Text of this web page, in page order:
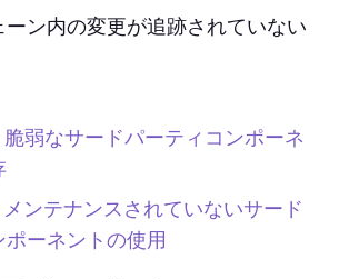
ーン内の変更が追跡されていない
弱なサードパーティコンポーネ
ンテナンスされていないサード
ーネントの使用